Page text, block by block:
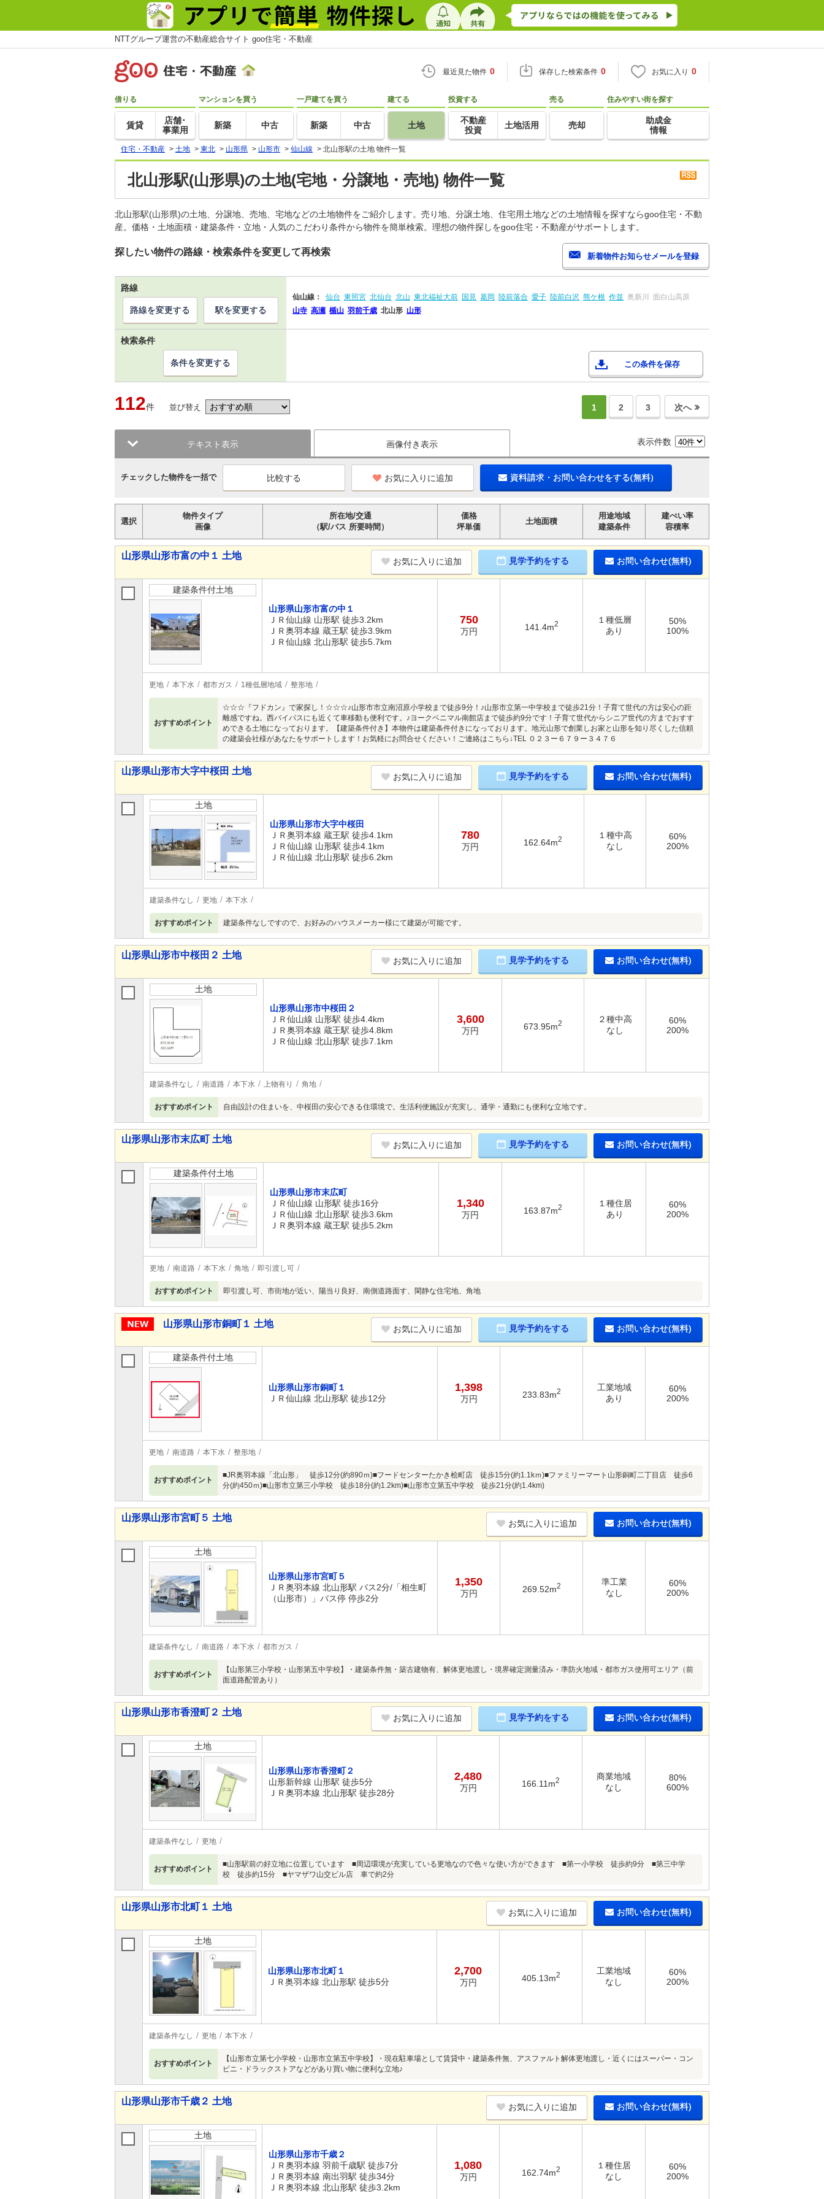
NTTグループ運営の不動産総合サイト goo住宅・不動産
最近見た物件 0 保存した検索条件 0 お気に入り 0
借りる
賃貸
店舗･
事業用
マンションを買う
新築 中古
一戸建てを買う
新築 中古
建てる
土地
投資する
不動産
投資
土地活用
売る
売却
住みやすい街を探す
助成金
情報
住宅・不動産 > 土地 > 東北 > 山形県 > 山形市 > 仙山線 > 北山形駅の土地 物件一覧
北山形駅(山形県)の土地(宅地・分譲地・売地) 物件一覧
北山形駅(山形県)の土地、分譲地、売地、宅地などの土地物件をご紹介します。売り地、分譲土地、住宅用土地などの土地情報を探すならgoo住宅・不動
産。価格・土地面積・建築条件・立地・人気のこだわり条件から物件を簡単検索。理想の物件探しをgoo住宅・不動産がサポートします。
探したい物件の路線・検索条件を変更して再検索
路線
仙山線： 仙台 東照宮 北仙台 北山 東北福祉大前 国見 葛岡 陸前落合 愛子 陸前白沢 熊ケ根 作並 奥新川
面白山高原
山寺 高瀬 楯山 羽前千歳 北山形 山形
路線を変更する 駅を変更する
検索条件
この条件を保存
条件を変更する
112件 並び替え 1 2 3 次へ
テキスト表示 画像付き表示 表示件数
チェックした物件を一括で お気に入りに追加 資料請求・お問い合わせをする(無料)
選択
物件タイプ
画像
所在地/交通
（駅/バス 所要時間）
価格
坪単価
土地面積
用途地域
建築条件
建ぺい率
容積率
山形県山形市富の中１ 土地
お気に入りに追加 見学予約をする お問い合わせ(無料)
建築条件付土地
山形県山形市富の中１
ＪＲ仙山線 山形駅 徒歩3.2km
ＪＲ奥羽本線 蔵王駅 徒歩3.9km
ＪＲ仙山線 北山形駅 徒歩5.7km
750
万円 141.4m2
１種低層
あり
50%
100%
更地 本下水 都市ガス 1種低層地域 整形地
おすすめポイント
☆☆☆『フドカン』で家探し！☆☆☆♪山形市市立南沼原小学校まで徒歩9分！♪山形市立第一中学校まで徒歩21分！子育て世代の方は安心の距
離感ですね。西バイパスにも近くて車移動も便利です。♪ヨークベニマル南館店まで徒歩約9分です！子育て世代からシニア世代の方までおすす
めできる土地になっております。【建築条件付き】本物件は建築条件付きになっております。地元山形で創業しお家と山形を知り尽くした信頼
の建築会社様があなたをサポートします！お気軽にお問合せください！ご連絡はこちら↓TEL ０２３ー６７９ー３４７６
山形県山形市大字中桜田 土地
お気に入りに追加 見学予約をする お問い合わせ(無料)
土地
山形県山形市大字中桜田
ＪＲ奥羽本線 蔵王駅 徒歩4.1km
ＪＲ仙山線 山形駅 徒歩4.1km
ＪＲ仙山線 北山形駅 徒歩6.2km
780
万円 162.64m2
１種中高
なし
60%
200%
建築条件なし 更地 本下水
おすすめポイント 建築条件なしですので、お好みのハウスメーカー様にて建築が可能です。
山形県山形市中桜田２ 土地
お気に入りに追加 見学予約をする お問い合わせ(無料)
土地
山形県山形市中桜田２
ＪＲ仙山線 山形駅 徒歩4.4km
ＪＲ奥羽本線 蔵王駅 徒歩4.8km
ＪＲ仙山線 北山形駅 徒歩7.1km
3,600
万円 673.95m2
２種中高
なし
60%
200%
建築条件なし 南道路 本下水 上物有り 角地
おすすめポイント 自由設計の住まいを、中桜田の安心できる住環境で。生活利便施設が充実し、通学・通勤にも便利な立地です。
山形県山形市末広町 土地
お気に入りに追加 見学予約をする お問い合わせ(無料)
建築条件付土地
山形県山形市末広町
ＪＲ仙山線 山形駅 徒歩16分
ＪＲ仙山線 北山形駅 徒歩3.6km
ＪＲ奥羽本線 蔵王駅 徒歩5.2km
1,340
万円 163.87m2
１種住居
あり
60%
200%
更地 南道路 本下水 角地 即引渡し可
おすすめポイント 即引渡し可、市街地が近い、陽当り良好、南側道路面す、閑静な住宅地、角地
山形県山形市銅町１ 土地 お気に入りに追加 見学予約をする お問い合わせ(無料)
建築条件付土地
山形県山形市銅町１
ＪＲ仙山線 北山形駅 徒歩12分
1,398
万円 233.83m2
工業地域
あり
60%
200%
更地 南道路 本下水 整形地
おすすめポイント
■JR奥羽本線「北山形」 徒歩12分(約890ｍ)■フードセンターたかき桧町店 徒歩15分(約1.1kｍ)■ファミリーマート山形銅町二丁目店 徒歩6
分(約450ｍ)■山形市立第三小学校 徒歩18分(約1.2km)■山形市立第五中学校 徒歩21分(約1.4km)
山形県山形市宮町５ 土地
お気に入りに追加 お問い合わせ(無料)
土地
山形県山形市宮町５
ＪＲ奥羽本線 北山形駅 バス2分/「相生町
（山形市）」バス停 停歩2分
1,350
万円 269.52m2
準工業
なし
60%
200%
建築条件なし 南道路 本下水 都市ガス
おすすめポイント
【山形第三小学校・山形第五中学校】・建築条件無・築古建物有、解体更地渡し・境界確定測量済み・準防火地域・都市ガス使用可エリア（前
面道路配管あり）
山形県山形市香澄町２ 土地
お気に入りに追加 見学予約をする お問い合わせ(無料)
土地
山形県山形市香澄町２
山形新幹線 山形駅 徒歩5分
ＪＲ奥羽本線 北山形駅 徒歩28分
2,480
万円 166.11m2
商業地域
なし
80%
600%
建築条件なし 更地
おすすめポイント
■山形駅前の好立地に位置しています ■周辺環境が充実している更地なので色々な使い方ができます ■第一小学校 徒歩約9分 ■第三中学
校 徒歩約15分 ■ヤマザワ山交ビル店 車で約2分
山形県山形市北町１ 土地
お気に入りに追加 お問い合わせ(無料)
土地
山形県山形市北町１
ＪＲ奥羽本線 北山形駅 徒歩5分
2,700
万円 405.13m2
工業地域
なし
60%
200%
建築条件なし 更地 本下水
おすすめポイント
【山形市立第七小学校・山形市立第五中学校】・現在駐車場として賃貸中・建築条件無、アスファルト解体更地渡し・近くにはスーパー・コン
ビニ・ドラックストアなどがあり買い物に便利な立地♪
山形県山形市千歳２ 土地
お気に入りに追加 お問い合わせ(無料)
土地
山形県山形市千歳２
ＪＲ奥羽本線 羽前千歳駅 徒歩7分
ＪＲ奥羽本線 南出羽駅 徒歩34分
ＪＲ奥羽本線 北山形駅 徒歩3.2km
1,080
万円 162.74m2
１種住居
なし
60%
200%